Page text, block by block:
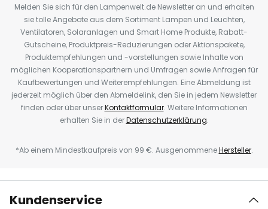
Melden Sie sich für den Lampenwelt.de Newsletter an und erhalten
sie tolle Angebote aus dem Sortiment Lampen und Leuchten,
Ventilatoren, Solaranlagen und Smart Home Produkte, Rabatt-
Gutscheine, Produktpreis-Reduzierungen oder Aktionspakete,
Produktempfehlungen und -vorstellungen sowie Inhalte von
möglichen Kooperationspartnern und Umfragen sowie Anfragen für
Kaufbewertungen und Weiterempfehlungen. Eine Abmeldung ist
jederzeit möglich über den Abmeldelink, den Sie in jedem Newsletter
finden oder über unserKontaktformular. Weitere Informationen
erhalten Sie in derDatenschutzerklärung.
*Ab einem Mindestkaufpreis von 99 €. AusgenommeneHersteller.
Kundenservice